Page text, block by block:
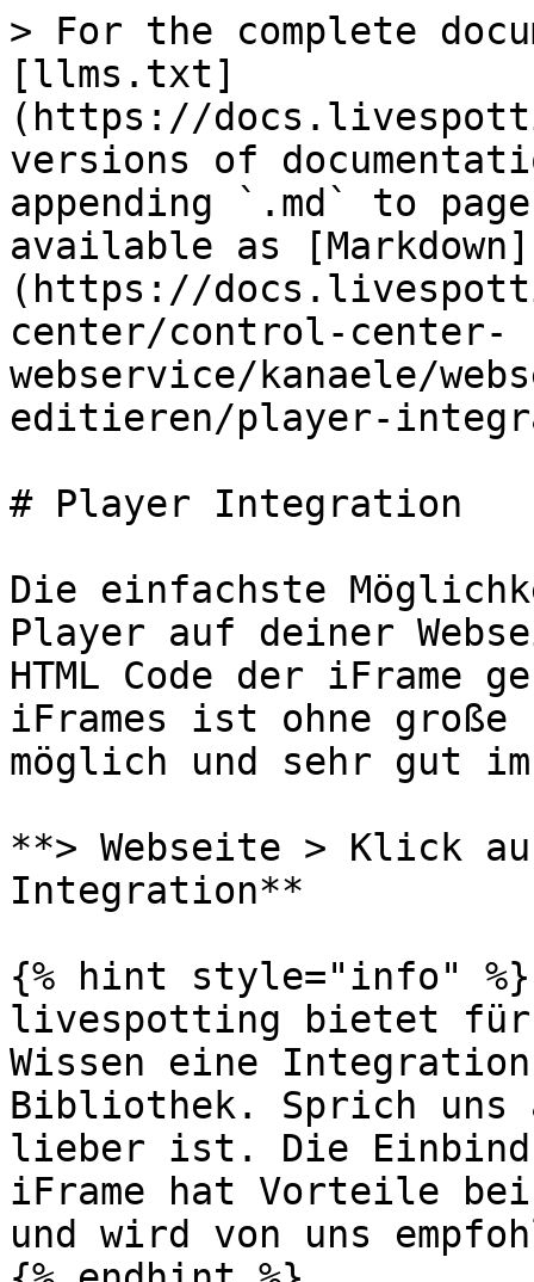
> For the complete
[llms.txt]
(https://
versions of
appending `.md` to
available as [Markdown]
(https://
center/control-center-
webservice/kanaele/
editieren/player-
# Player Integration
Die einfachste
Player auf deiner
HTML Code der iFrame
iFrames ist ohne große
möglich und sehr gut
**> Webseite > Klick
Integration**
{% hint style="info" %}
livespotting bietet für
Wissen eine
Bibliothek. Sprich uns
lieber ist. Die
iFrame hat Vorteile bei
und wird von uns